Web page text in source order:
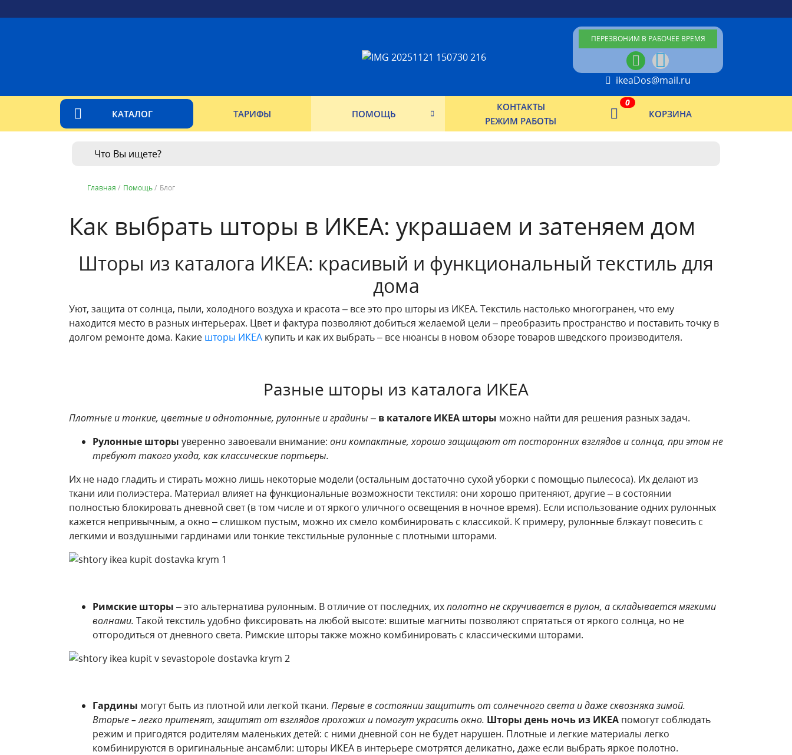
ПЕРЕЗВОНИМ В РАБОЧЕЕ ВРЕМЯ
ikeaDos@mail.ru
КАТАЛОГ ТАРИФЫ ПОМОЩЬ
КОНТАКТЫ
РЕЖИМ РАБОТЫ
КОРЗИНА
0
Главная / Помощь/ Блог
Как выбрать шторы в ИКЕА: украшаем и затеняем дом
Шторы из каталога ИКЕА: красивый и функциональный текстиль для
дома
Уют, защита от солнца, пыли, холодного воздуха и красота – все это про шторы из ИКЕА. Текстиль настолько многогранен, что ему
находится место в разных интерьерах. Цвет и фактура позволяют добиться желаемой цели – преобразить пространство и поставить точку в
долгом ремонте дома. Какие шторы ИКЕА купить и как их выбрать – все нюансы в новом обзоре товаров шведского производителя.
Разные шторы из каталога ИКЕА
Плотные и тонкие, цветные и однотонные, рулонные и градины – в каталоге ИКЕА шторы можно найти для решения разных задач.
Рулонные шторы уверенно завоевали внимание: они компактные, хорошо защищают от посторонних взглядов и солнца, при этом не
требуют такого ухода, как классические портьеры.
Их не надо гладить и стирать можно лишь некоторые модели (остальным достаточно сухой уборки с помощью пылесоса). Их делают из
ткани или полиэстера. Материал влияет на функциональные возможности текстиля: они хорошо притеняют, другие – в состоянии
полностью блокировать дневной свет (в том числе и от яркого уличного освещения в ночное время). Если использование одних рулонных
кажется непривычным, а окно – слишком пустым, можно их смело комбинировать с классикой. К примеру, рулонные блэкаут повесить с
легкими и воздушными гардинами или тонкие текстильные рулонные с плотными шторами.
Римские шторы – это альтернатива рулонным. В отличие от последних, ихполотно не скручивается в рулон, а складывается мягкими
волнами. Такой текстиль удобно фиксировать на любой высоте: вшитые магниты позволяют спрятаться от яркого солнца, но не
отгородиться от дневного света. Римские шторы также можно комбинировать с классическими шторами.
Гардины могут быть из плотной или легкой ткани. Первые в состоянии защитить от солнечного света и даже сквозняка зимой.
Вторые – легко притенят, защитят от взглядов прохожих и помогут украсить окно. Шторы день ночь из ИКЕА помогут соблюдать
режим и пригодятся родителям маленьких детей: с ними дневной сон не будет нарушен. Плотные и легкие материалы легко
комбинируются в оригинальные ансамбли: шторы ИКЕА в интерьере смотрятся деликатно, даже если выбрать яркое полотно.